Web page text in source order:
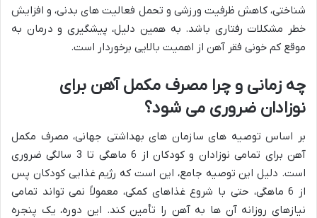
شناختی، کاهش ظرفیت ورزشی و تحمل فعالیت های بدنی، و افزایش
خطر مشکلات رفتاری باشد. به همین دلیل، پیشگیری و درمان به
موقع کم خونی فقر آهن از اهمیت بالایی برخوردار است.
چه زمانی و چرا مصرف مکمل آهن برای
نوزادان ضروری می شود؟
بر اساس توصیه های سازمان های بهداشتی جهانی، مصرف مکمل
آهن برای تمامی نوزادان و کودکان از 6 ماهگی تا 3 سالگی ضروری
است. دلیل این توصیه جامع، این است که رژیم غذایی کودکان پس
از 6 ماهگی، حتی با شروع غذاهای کمکی، معمولاً نمی تواند تمامی
نیازهای روزانه آن ها به آهن را تأمین کند. این دوره، یک پنجره